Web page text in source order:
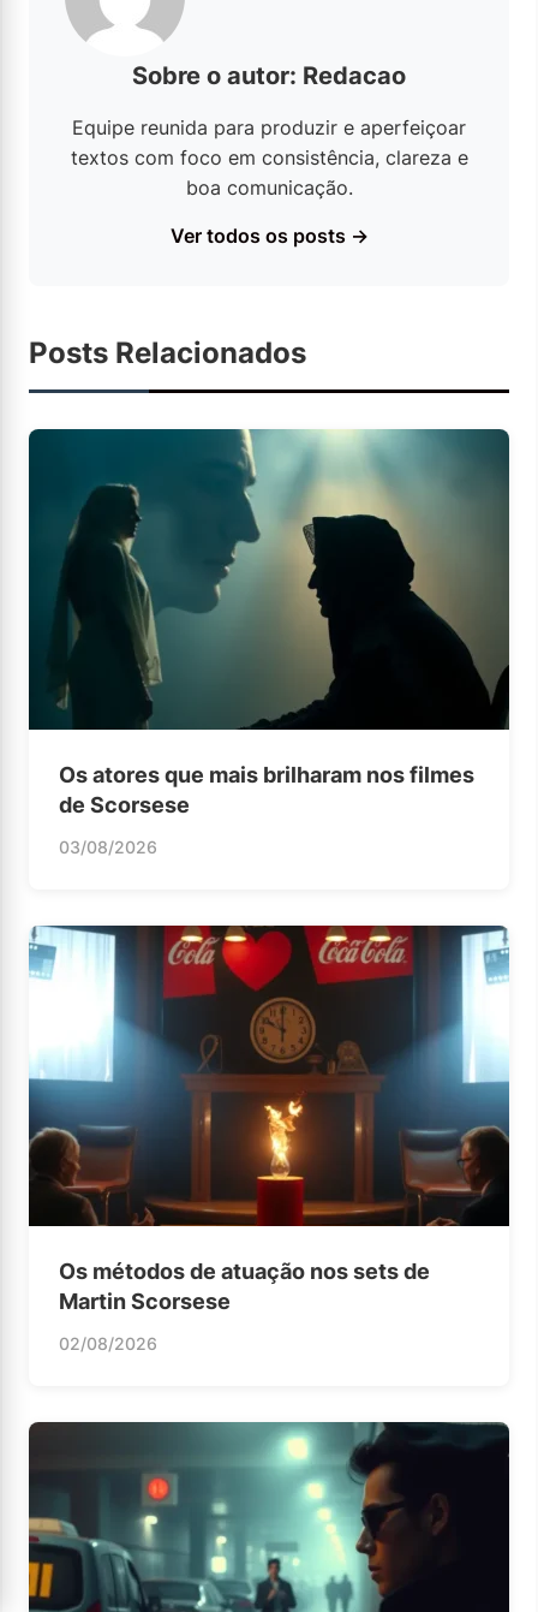
Sobre o autor: Redacao
Equipe reunida para produzir e aperfeiçoar
textos com foco em consistência, clareza e
boa comunicação.
Ver todos os posts →
Posts Relacionados
Os atores que mais brilharam nos filmes
de Scorsese
03/08/2026
Os métodos de atuação nos sets de
Martin Scorsese
02/08/2026